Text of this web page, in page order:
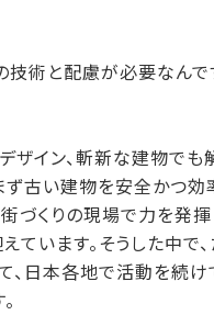
技術と配慮が必要なんで
ザイン、斬新な建物でも
ず古い建物を安全かつ
づくりの現場で力を発
います。そうした中で
、日本各地で活動を続け